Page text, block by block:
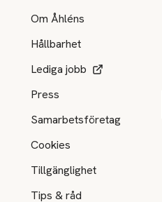
Om Åhléns
Hållbarhet
Lediga jobb
Press
Samarbetsföretag
Cookies
Tillgänglighet
Tips & råd